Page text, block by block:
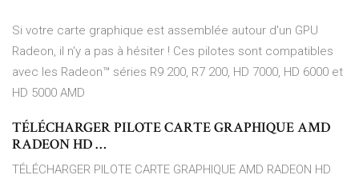
Si votre carte graphique est assemblée autour d'un GPU
Radeon, il n'y a pas à hésiter ! Ces pilotes sont compatibles
avec les Radeon™ séries R9 200, R7 200, HD 7000, HD 6000 et
HD 5000 AMD
TÉLÉCHARGER PILOTE CARTE GRAPHIQUE AMD
RADEON HD …
TÉLÉCHARGER PILOTE CARTE GRAPHIQUE AMD RADEON HD